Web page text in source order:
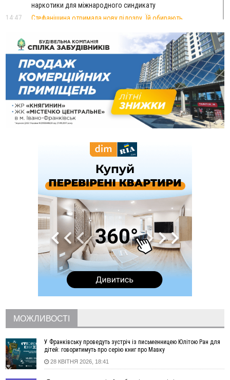
наркотики для міжнародного синдикату
14:47
Стефанішина отримала нову підозру. Їй обирають
14:02
«Пілот з Лондона» видурив у жительки Коломийщини
майже 64 тисячі гривень
13:13
У четвер на Прикарпатті очікується сильна спека до 39°
13:00
На Снятинщині спіймали чоловіка, який зливав з цистерни
у полі невідому речовину
12:29
У МОЗ змінили підхід до госпіталізації та оновили правила
роботи стаціонарів
12:07
На межі Прикарпаття і Тернопільщини невідомі засипали
У Франківську та Яремче зафіксували нові температурні
Росія вдарила по Харкову "Бандероллю": є постраждалі,
пошкоджено цивільне підприємство
Верховний суд повернув державі 1,5 га лісу із трьома
ставками в Івано-Франківській громаді
На Каскаді замість веж планують зробити сквер з
дитмайданчиком
На Верховинщині під час пожежі будинку травмувалась
жінка
35 цимбалістів на Говерлі встановили Рекорд
На Прикарпатті за пів року трапилось понад 100 ДТП через
нетверезих водіїв
08:08
рф масовано атакувала Київ та область: 14 загиблих,
десятки постраждалих і пожежі (фото, відео)
04 Серпня
19:49
«Коли я обернувся, ворог уже був у нашій траншеї»:
командир з Надвірної на псевдо «Француз»
МОЖЛИВОСТІ
У Франківську проведуть зустріч із письменницею Юлітою Ран для
дітей: говоритимуть про серію книг про Мавку
28 КВІТНЯ 2026, 18:41